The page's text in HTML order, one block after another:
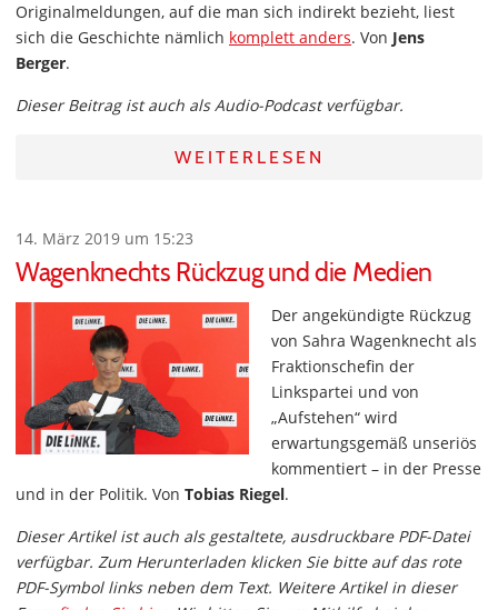
Originalmeldungen, auf die man sich indirekt bezieht, liest
sich die Geschichte nämlich komplett anders. Von Jens
Berger.
Dieser Beitrag ist auch als Audio-Podcast verfügbar.
WEITERLESEN
14. März 2019 um 15:23
Wagenknechts Rückzug und die Medien
Der angekündigte Rückzug
von Sahra Wagenknecht als
Fraktionschefin der
Linkspartei und von
„Aufstehen“ wird
erwartungsgemäß unseriös
kommentiert – in der Presse
und in der Politik. Von Tobias Riegel.
Dieser Artikel ist auch als gestaltete, ausdruckbare PDF-Datei
verfügbar. Zum Herunterladen klicken Sie bitte auf das rote
PDF-Symbol links neben dem Text. Weitere Artikel in dieser